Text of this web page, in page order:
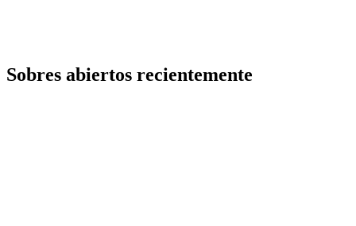
Sobres abiertos recientemente